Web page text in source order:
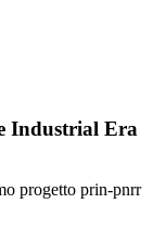
Industrial Era
progetto prin-pnrr